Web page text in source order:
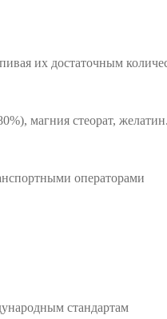
их достаточным
магния стеорат,
операторами
стандартам